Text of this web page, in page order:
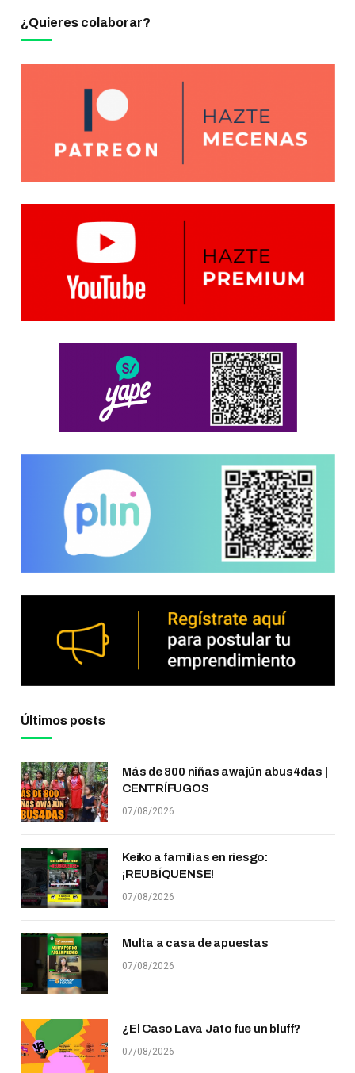
¿Quieres colaborar?
Últimos posts
Más de 800 niñas awajún abus4das |
CENTRÍFUGOS
07/08/2026
Keiko a familias en riesgo:
¡REUBÍQUENSE!
07/08/2026
Multa a casa de apuestas
07/08/2026
¿El Caso Lava Jato fue un bluff?
07/08/2026